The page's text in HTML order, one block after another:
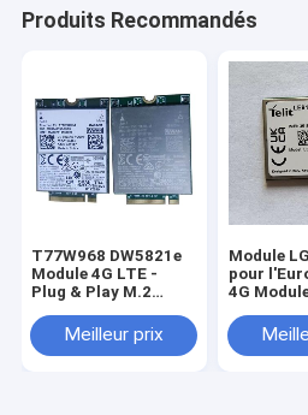
Produits Recommandés
T77W968 DW5821e
Module 4G LTE -
Plug & Play M.2
DW5821e (T77W968)
Qualcomm X20 LTE
Meilleur prix
Module
pour
4G
GNSS